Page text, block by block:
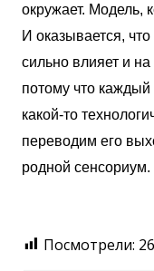
окружает. Модель,
И оказывается,
сильно влияет и
потому что
какой-то
переводим его
родной сенсориум.
Посмотрели: